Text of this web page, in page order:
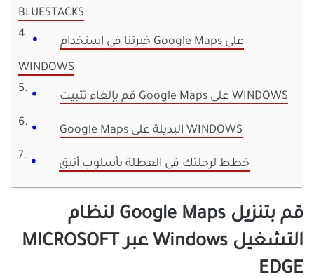
BLUESTACKS
خبرتنا في استخدام Google Maps على
WINDOWS
قم بإلغاء تثبيت Google Maps على WINDOWS
Google Maps البديلة على WINDOWS
خطط لرحلتك في العطلة بأسلوب أنيق
قم بتنزيل Google Maps لنظام
التشغيل Windows عبر MICROSOFT
EDGE